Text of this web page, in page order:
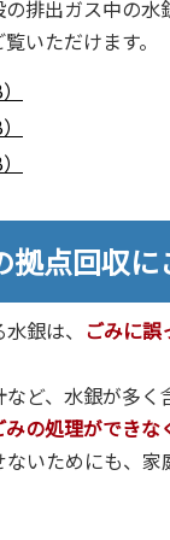
排出ガス中の水
いただけます。
点回収に
銀は、 ごみに誤
ど、水銀が多
みの処理ができな
いためにも、